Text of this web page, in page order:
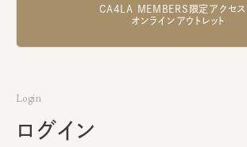
CA4LA MEMBERS限定アクセス
オンラインアウトレット
Login
ログイン